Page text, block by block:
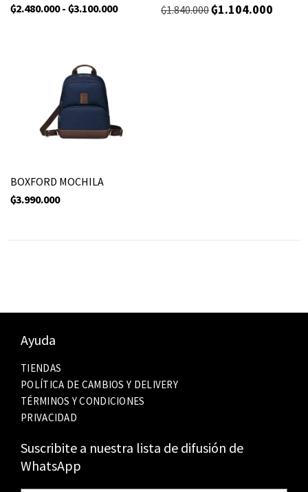
₲2.480.000 - ₲3.100.000
₲1.840.000₲1.104.000
BOXFORD MOCHILA
₲3.990.000
Ayuda
TIENDAS
POLÍTICA DE CAMBIOS Y DELIVERY
TÉRMINOS Y CONDICIONES
PRIVACIDAD
Suscribite a nuestra lista de difusión de
WhatsApp